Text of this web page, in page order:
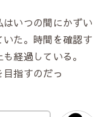
いつの間にかずい
た。時間を確認す
経過している。
指すのだっ